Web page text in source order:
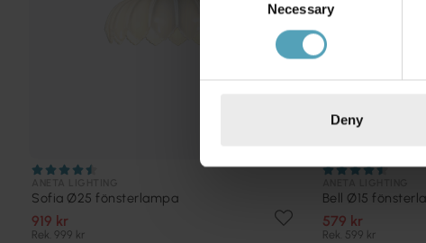
Necessary
Deny
Sofia Ø25 fönsterlampa
919 kr
Rek. 999 kr
Bell Ø15
579 kr
Rek. 599 kr